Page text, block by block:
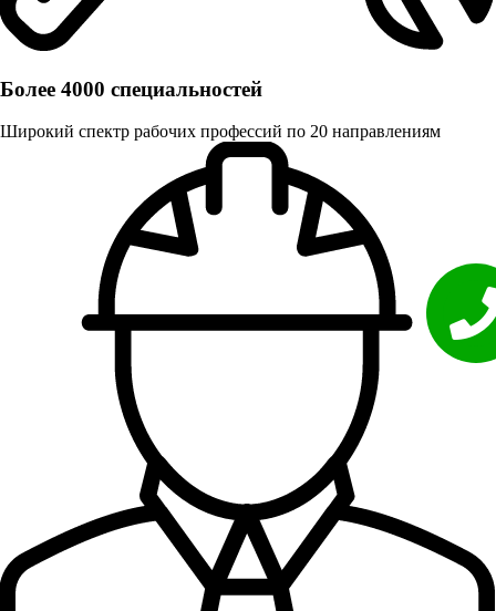
Более 4000 специальностей
Широкий спектр рабочих профессий по 20 направлениям